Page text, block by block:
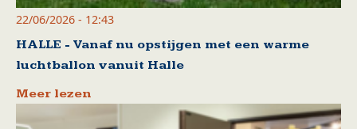
22/06/2026 - 12:43
HALLE - Vanaf nu opstijgen met een warme
luchtballon vanuit Halle
Meer lezen